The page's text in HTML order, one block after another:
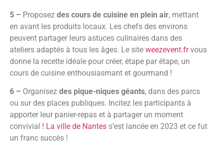
5 – Proposez des cours de cuisine en plein air, mettant
en avant les produits locaux. Les chefs des environs
peuvent partager leurs astuces culinaires dans des
ateliers adaptés à tous les âges. Le site weezevent.fr vous
donne la recette idéale pour créer, étape par étape, un
cours de cuisine enthousiasmant et gourmand !
6 – Organisez des pique-niques géants, dans des parcs
ou sur des places publiques. Incitez les participants à
apporter leur panier-repas et à partager un moment
convivial ! La ville de Nantes s’est lancée en 2023 et ce fut
un franc succès !